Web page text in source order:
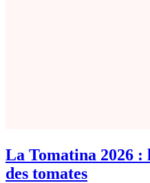
La Tomatina 2026 :
des tomates